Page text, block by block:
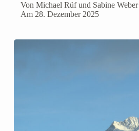
Von Michael Rüfund Sabine Weber
Am 28. Dezember 2025